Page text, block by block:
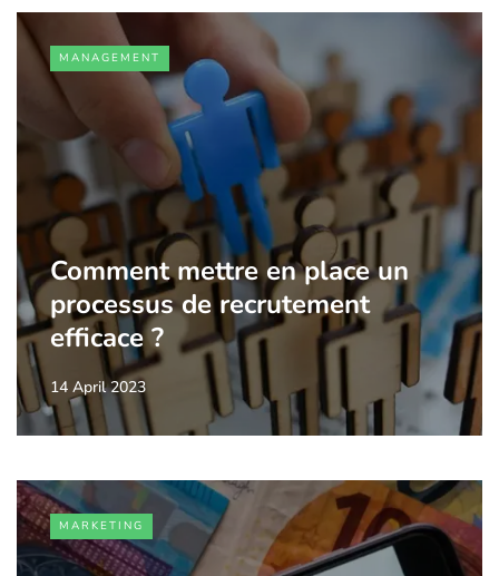
MANAGEMENT
Comment mettre en place un
processus de recrutement
efficace ?
14 April 2023
MARKETING